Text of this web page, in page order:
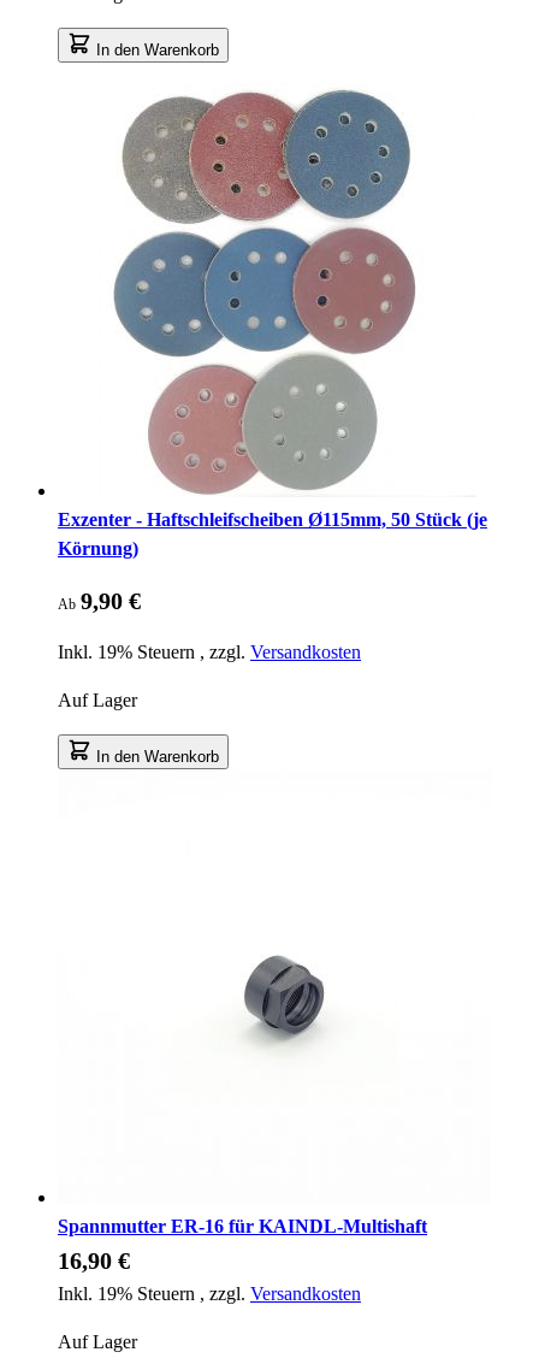
In den Warenkorb
Exzenter - Haftschleifscheiben Ø115mm, 50 Stück (je
Körnung)
Ab 9,90 €
Inkl. 19% Steuern , zzgl. Versandkosten
Auf Lager
In den Warenkorb
Spannmutter ER-16 für KAINDL-Multishaft
16,90 €
Inkl. 19% Steuern , zzgl. Versandkosten
Auf Lager